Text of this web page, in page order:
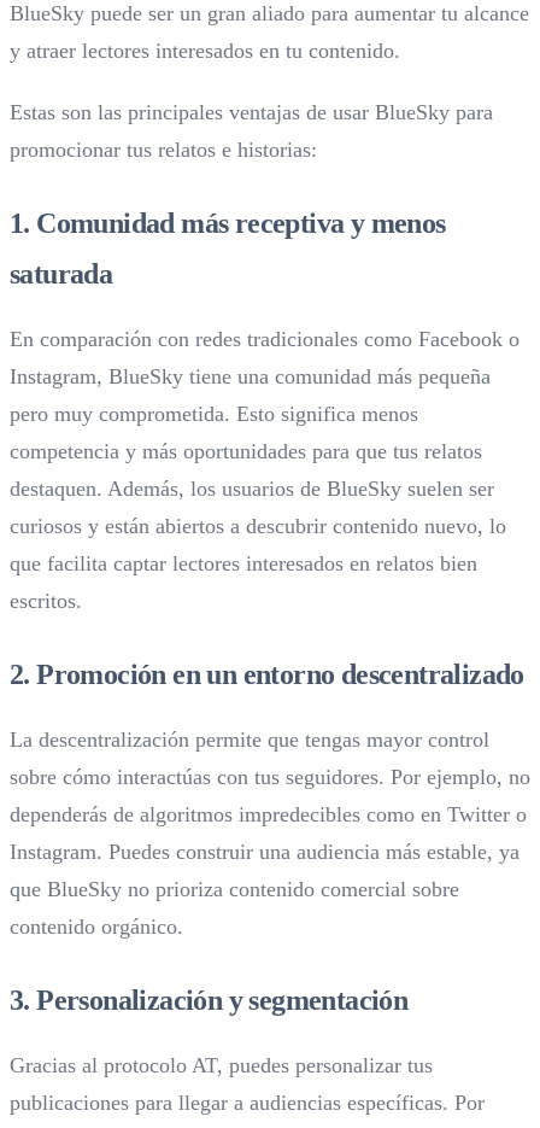
BlueSky puede ser un gran aliado para aumentar tu alcance
y atraer lectores interesados en tu contenido.
Estas son las principales ventajas de usar BlueSky para
promocionar tus relatos e historias:
1. Comunidad más receptiva y menos
saturada
En comparación con redes tradicionales como Facebook o
Instagram, BlueSky tiene una comunidad más pequeña
pero muy comprometida. Esto significa menos
competencia y más oportunidades para que tus relatos
destaquen. Además, los usuarios de BlueSky suelen ser
curiosos y están abiertos a descubrir contenido nuevo, lo
que facilita captar lectores interesados en relatos bien
escritos.
2. Promoción en un entorno descentralizado
La descentralización permite que tengas mayor control
sobre cómo interactúas con tus seguidores. Por ejemplo, no
dependerás de algoritmos impredecibles como en Twitter o
Instagram. Puedes construir una audiencia más estable, ya
que BlueSky no prioriza contenido comercial sobre
contenido orgánico.
3. Personalización y segmentación
Gracias al protocolo AT, puedes personalizar tus
publicaciones para llegar a audiencias específicas. Por